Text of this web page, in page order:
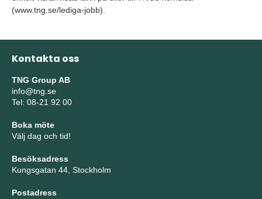
(www.tng.se/lediga-jobb).
Kontakta oss
TNG Group AB
info@tng.se
Tel: 08-21 92 00
Boka möte
Välj dag och tid!
Besöksadress
Kungsgatan 44, Stockholm
Postadress